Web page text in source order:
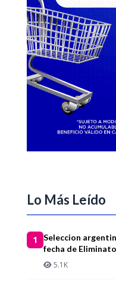
Lo Más Leído
1
Seleccion
fecha de
5.1K